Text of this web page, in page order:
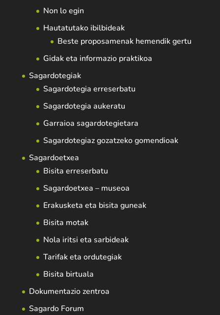
Non lo egin
Hautatutako ibilbideak
Beste proposamenak hemendik gertu
Gidak eta informazio praktikoa
Sagardotegiak
Sagardotegia erreserbatu
Sagardotegia aukeratu
Garraioa sagardotegietara
Sagardotegiaz gozatzeko gomendioak
Sagardoetxea
Bisita erreserbatu
Sagardoetxea – museoa
Erakusketa eta bisita guneak
Bisita motak
Nola iritsi eta sarbideak
Tarifak eta ordutegiak
Bisita birtuala
Dokumentazio zentroa
Sagardo Forum